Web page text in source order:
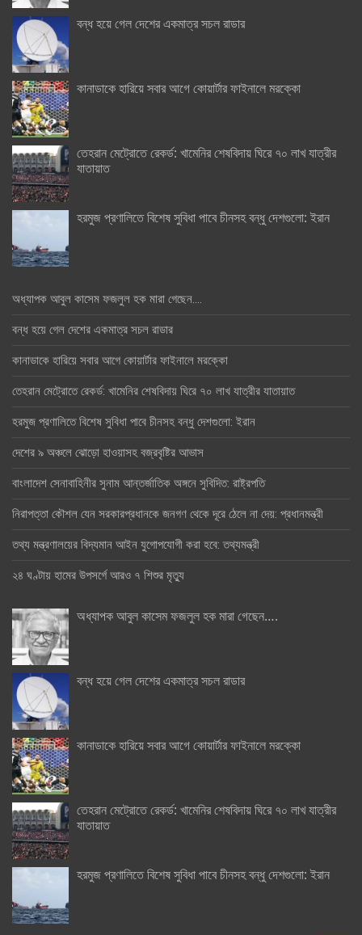
বন্ধ হয়ে গেল দেশের একমাত্র সচল রাডার
কানাডাকে হারিয়ে সবার আগে কোয়ার্টার ফাইনালে মরক্কো
তেহরান মেট্রোতে রেকর্ড: খামেনির শেষবিদায় ঘিরে ৭০ লাখ যাত্রীর
যাতায়াত
হরমুজ প্রণালিতে বিশেষ সুবিধা পাবে চীনসহ বন্ধু দেশগুলো: ইরান
অধ্যাপক আবুল কাসেম ফজলুল হক মারা গেছেন….
বন্ধ হয়ে গেল দেশের একমাত্র সচল রাডার
কানাডাকে হারিয়ে সবার আগে কোয়ার্টার ফাইনালে মরক্কো
তেহরান মেট্রোতে রেকর্ড: খামেনির শেষবিদায় ঘিরে ৭০ লাখ যাত্রীর যাতায়াত
হরমুজ প্রণালিতে বিশেষ সুবিধা পাবে চীনসহ বন্ধু দেশগুলো: ইরান
দেশের ৯ অঞ্চলে ঝোড়ো হাওয়াসহ বজ্রবৃষ্টির আভাস
বাংলাদেশ সেনাবাহিনীর সুনাম আন্তর্জাতিক অঙ্গনে সুবিদিত: রাষ্ট্রপতি
নিরাপত্তা কৌশল যেন সরকারপ্রধানকে জনগণ থেকে দূরে ঠেলে না দেয়: প্রধানমন্ত্রী
তথ্য মন্ত্রণালয়ের বিদ্যমান আইন যুগোপযোগী করা হবে: তথ্যমন্ত্রী
২৪ ঘণ্টায় হামের উপসর্গে আরও ৭ শিশুর মৃত্যু
অধ্যাপক আবুল কাসেম ফজলুল হক মারা গেছেন….
বন্ধ হয়ে গেল দেশের একমাত্র সচল রাডার
কানাডাকে হারিয়ে সবার আগে কোয়ার্টার ফাইনালে মরক্কো
তেহরান মেট্রোতে রেকর্ড: খামেনির শেষবিদায় ঘিরে ৭০ লাখ যাত্রীর
যাতায়াত
হরমুজ প্রণালিতে বিশেষ সুবিধা পাবে চীনসহ বন্ধু দেশগুলো: ইরান